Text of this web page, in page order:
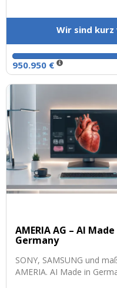
Wir sind kurz
950.950 €
AMERIA AG – AI
Germany
SONY, SAMSUNG und
AMERIA. AI Made in